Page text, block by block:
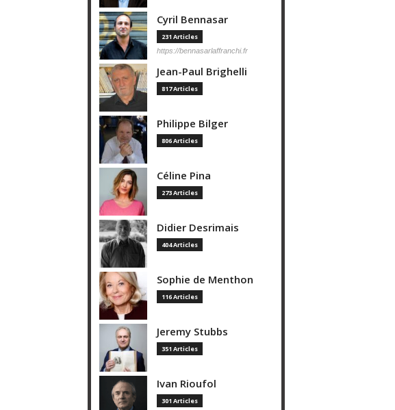
Cyril Bennasar
231 Articles
https://bennasarlaffranchi.fr
Jean-Paul Brighelli
817 Articles
Philippe Bilger
806 Articles
Céline Pina
273 Articles
Didier Desrimais
404 Articles
Sophie de Menthon
116 Articles
Jeremy Stubbs
351 Articles
Ivan Rioufol
301 Articles